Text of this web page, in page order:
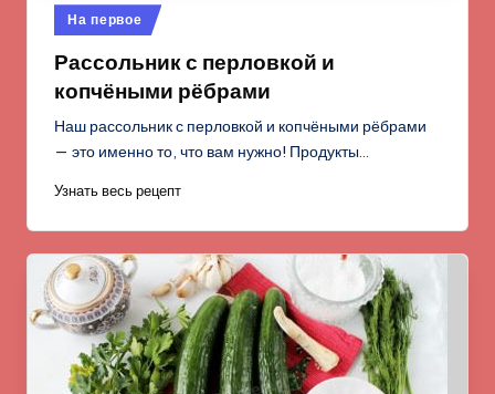
Опубликовано
в
На первое
Рассольник с перловкой и
копчёными рёбрами
Наш рассольник с перловкой и копчёными рёбрами
— это именно то, что вам нужно! Продукты…
Узнать весь рецепт